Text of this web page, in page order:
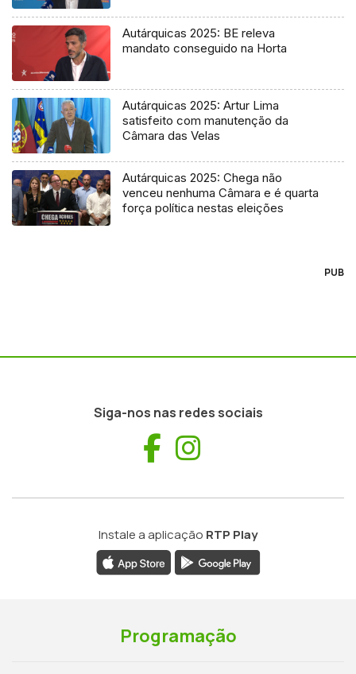
Autárquicas 2025: BE releva
mandato conseguido na Horta
Autárquicas 2025: Artur Lima
satisfeito com manutenção da
Câmara das Velas
Autárquicas 2025: Chega não
venceu nenhuma Câmara e é quarta
força política nestas eleições
PUB
Siga-nos nas redes sociais
Facebook
Instale a aplicação RTP Play
Programação